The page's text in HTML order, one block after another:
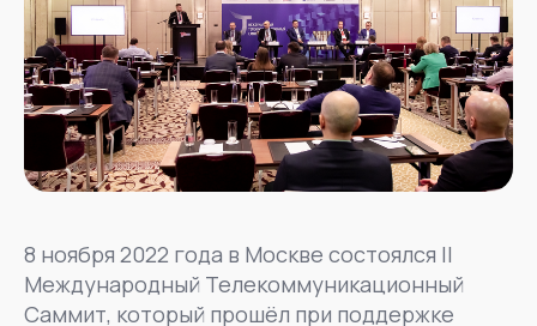
8 ноября 2022 года в Москве состоялся II
Международный Телекоммуникационный
Саммит, который прошёл при поддержке